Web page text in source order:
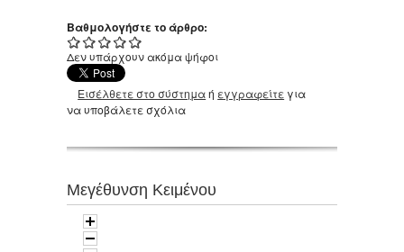
Βαθμολογήστε το άρθρο:
Δεν υπάρχουν ακόμα ψήφοι
Εισέλθετε στο σύστημαή εγγραφείτε για
να υποβάλετε σχόλια
Μεγέθυνση Κειμένου